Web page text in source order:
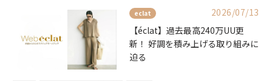
eclat
2026/07/13
【éclat】過去最高240万UU更
新！ 好調を積み上げる取り組みに
迫る